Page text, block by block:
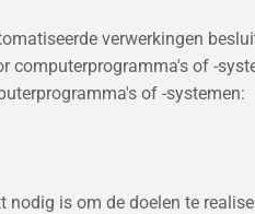
verwerkingen
of -
of -systemen:
is om de doelen te